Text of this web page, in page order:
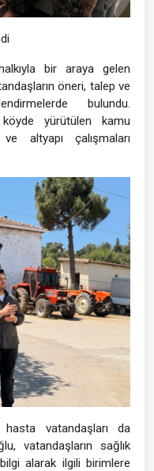
bir araya gelen
öneri, talep ve
bulundu.
köyde yürütülen kamu
altyapı çalışmaları
vatandaşları da
vatandaşların sağlık
alarak ilgili birimlere